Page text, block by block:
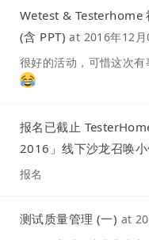
Wetest & Testerhome
(含 PPT) at 2016年12月
很好的活动，可惜这次
报名已截止
2016」线下沙龙召唤小
报名
测试质量管理 (一) at